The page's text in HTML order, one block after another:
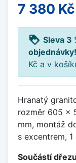
7 380 Kč
loyalty Sleva 3
objednávky!
Kč a v
Hranatý
rozměr 605 x
mm, montáž
s excentrem,
Součástí